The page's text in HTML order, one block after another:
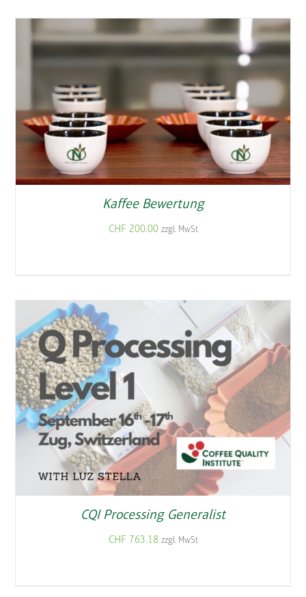
Kaffee Bewertung
CHF 200.00 zzgl. MwSt
CQI Processing Generalist
CHF 763.18 zzgl. MwSt